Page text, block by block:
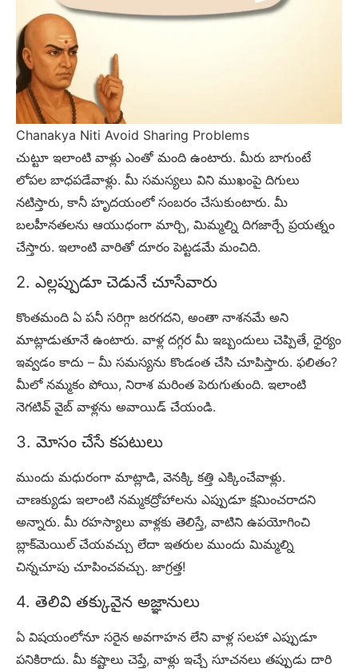
Chanakya Niti Avoid Sharing Problems
చుట్టూ ఇలాంటి వాళ్లు ఎంతో మంది ఉంటారు. మీరు బాగుంటే
లోపల బాధపడేవాళ్లు. మీ సమస్యలు విని ముఖంపై దిగులు
నటిస్తారు, కానీ హృదయంలో సంబరం చేసుకుంటారు. మీ
బలహీనతలను ఆయుధంగా మార్చి, మిమ్మల్ని దిగజార్చే ప్రయత్నం
చేస్తారు. ఇలాంటి వారితో దూరం పెట్టడమే మంచిది.
2. ఎల్లప్పుడూ చెడునే చూసేవారు
కొంతమంది ఏ పనీ సరిగ్గా జరగదని, అంతా నాశనమే అని
మాట్లాడుతూనే ఉంటారు. వాళ్ల దగ్గర మీ ఇబ్బందులు చెప్పితే, ధైర్యం
ఇవ్వడం కాదు – మీ సమస్యను కొండంత చేసి చూపిస్తారు. ఫలితం?
మీలో నమ్మకం పోయి, నిరాశ మరింత పెరుగుతుంది. ఇలాంటి
నెగటివ్ వైబ్ వాళ్లను అవాయిడ్ చేయండి.
3. మోసం చేసే కపటులు
ముందు మధురంగా మాట్లాడి, వెనక్కి కత్తి ఎక్కించేవాళ్లు.
చాణక్యుడు ఇలాంటి నమ్మకద్రోహాలను ఎప్పుడూ క్షమించరాదని
అన్నారు. మీ రహస్యాలు వాళ్లకు తెలిస్తే, వాటిని ఉపయోగించి
బ్లాక్‌మెయిల్ చేయవచ్చు లేదా ఇతరుల ముందు మిమ్మల్ని
చిన్నచూపు చూపించవచ్చు. జాగ్రత్త!
4. తెలివి తక్కువైన అజ్ఞానులు
ఏ విషయంలోనూ సరైన అవగాహన లేని వాళ్ల సలహా ఎప్పుడూ
పనికిరాదు. మీ కష్టాలు చెప్తే, వాళ్లు ఇచ్చే సూచనలు తప్పుడు దారి